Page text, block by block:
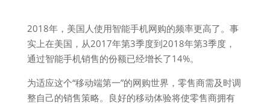
2018年，美国人使用智能手机网购的频率更高了。事
实上在美国，从2017年第3季度到2018年第3季度，
通过智能手机销售的份额已经增长了14%。
为适应这个“移动端第一”的网购世界，零售商需及时调
整自己的销售策略。良好的移动体验将使零售商拥有